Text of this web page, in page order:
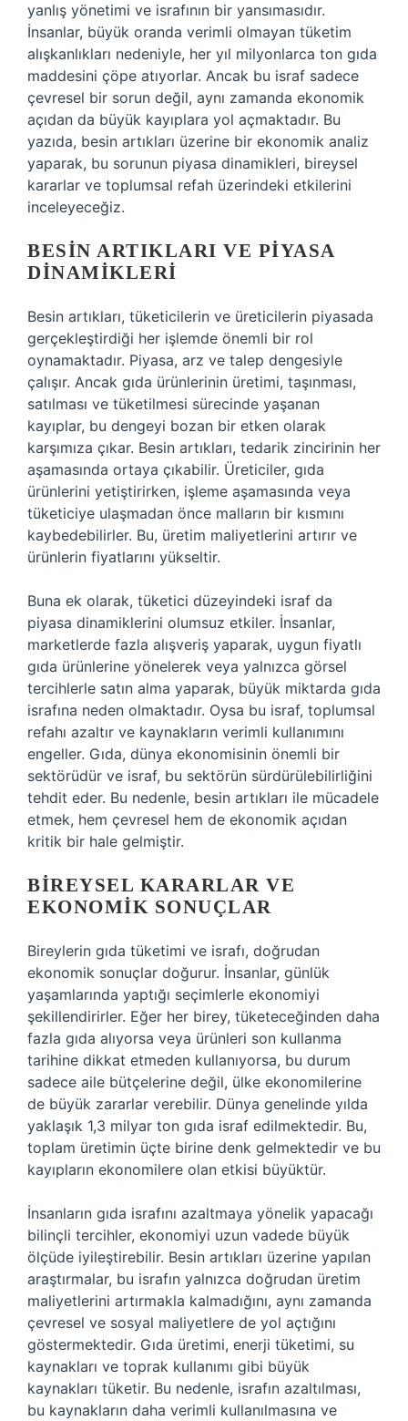
yanlış yönetimi ve israfının bir yansımasıdır.
İnsanlar, büyük oranda verimli olmayan tüketim
alışkanlıkları nedeniyle, her yıl milyonlarca ton gıda
maddesini çöpe atıyorlar. Ancak bu israf sadece
çevresel bir sorun değil, aynı zamanda ekonomik
açıdan da büyük kayıplara yol açmaktadır. Bu
yazıda, besin artıkları üzerine bir ekonomik analiz
yaparak, bu sorunun piyasa dinamikleri, bireysel
kararlar ve toplumsal refah üzerindeki etkilerini
inceleyeceğiz.
BESIN ARTIKLARI VE PIYASA
DINAMIKLERI
Besin artıkları, tüketicilerin ve üreticilerin piyasada
gerçekleştirdiği her işlemde önemli bir rol
oynamaktadır. Piyasa, arz ve talep dengesiyle
çalışır. Ancak gıda ürünlerinin üretimi, taşınması,
satılması ve tüketilmesi sürecinde yaşanan
kayıplar, bu dengeyi bozan bir etken olarak
karşımıza çıkar. Besin artıkları, tedarik zincirinin her
aşamasında ortaya çıkabilir. Üreticiler, gıda
ürünlerini yetiştirirken, işleme aşamasında veya
tüketiciye ulaşmadan önce malların bir kısmını
kaybedebilirler. Bu, üretim maliyetlerini artırır ve
ürünlerin fiyatlarını yükseltir.
Buna ek olarak, tüketici düzeyindeki israf da
piyasa dinamiklerini olumsuz etkiler. İnsanlar,
marketlerde fazla alışveriş yaparak, uygun fiyatlı
gıda ürünlerine yönelerek veya yalnızca görsel
tercihlerle satın alma yaparak, büyük miktarda gıda
israfına neden olmaktadır. Oysa bu israf, toplumsal
refahı azaltır ve kaynakların verimli kullanımını
engeller. Gıda, dünya ekonomisinin önemli bir
sektörüdür ve israf, bu sektörün sürdürülebilirliğini
tehdit eder. Bu nedenle, besin artıkları ile mücadele
etmek, hem çevresel hem de ekonomik açıdan
kritik bir hale gelmiştir.
BIREYSEL KARARLAR VE
EKONOMIK SONUÇLAR
Bireylerin gıda tüketimi ve israfı, doğrudan
ekonomik sonuçlar doğurur. İnsanlar, günlük
yaşamlarında yaptığı seçimlerle ekonomiyi
şekillendirirler. Eğer her birey, tüketeceğinden daha
fazla gıda alıyorsa veya ürünleri son kullanma
tarihine dikkat etmeden kullanıyorsa, bu durum
sadece aile bütçelerine değil, ülke ekonomilerine
de büyük zararlar verebilir. Dünya genelinde yılda
yaklaşık 1,3 milyar ton gıda israf edilmektedir. Bu,
toplam üretimin üçte birine denk gelmektedir ve bu
kayıpların ekonomilere olan etkisi büyüktür.
İnsanların gıda israfını azaltmaya yönelik yapacağı
bilinçli tercihler, ekonomiyi uzun vadede büyük
ölçüde iyileştirebilir. Besin artıkları üzerine yapılan
araştırmalar, bu israfın yalnızca doğrudan üretim
maliyetlerini artırmakla kalmadığını, aynı zamanda
çevresel ve sosyal maliyetlere de yol açtığını
göstermektedir. Gıda üretimi, enerji tüketimi, su
kaynakları ve toprak kullanımı gibi büyük
kaynakları tüketir. Bu nedenle, israfın azaltılması,
bu kaynakların daha verimli kullanılmasına ve